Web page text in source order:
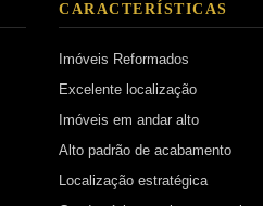
CARACTERÍSTICAS
Imóveis Reformados
Excelente localização
Imóveis em andar alto
Alto padrão de acabamento
Localização estratégica